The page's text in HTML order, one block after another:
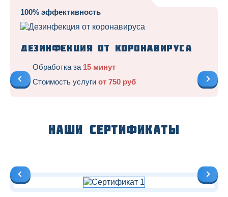
100% эффективность
Дезинфекция от коронавируса
Обработка за 15 минут
Стоимость услуги от 750 руб
Наши сертификаты